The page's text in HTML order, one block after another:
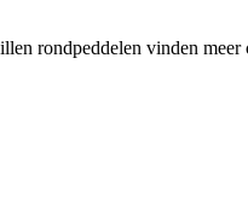
rondpeddelen vinden